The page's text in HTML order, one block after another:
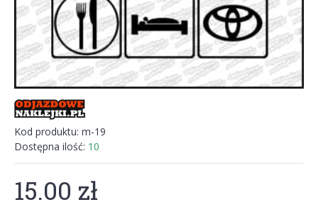
Kod produktu: m-19
Dostępna ilość: 10
15.00 zł